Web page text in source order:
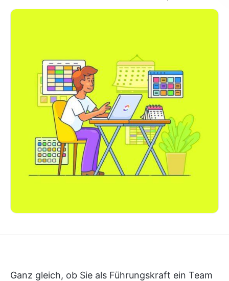
Ganz gleich, ob Sie als Führungskraft ein Team